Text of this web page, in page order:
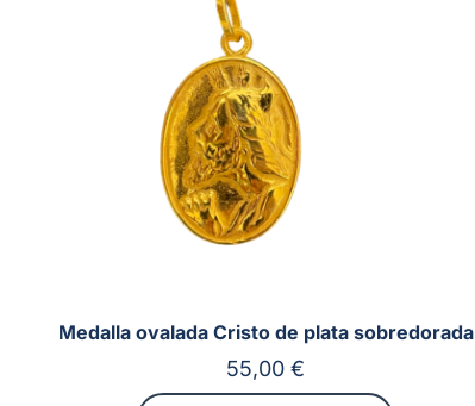
Medalla ovalada Cristo de plata sobredorada
55,00€